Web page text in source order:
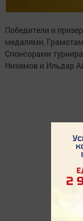
Победители и
медалями,
Спонсорами
Низамов и Ильдар